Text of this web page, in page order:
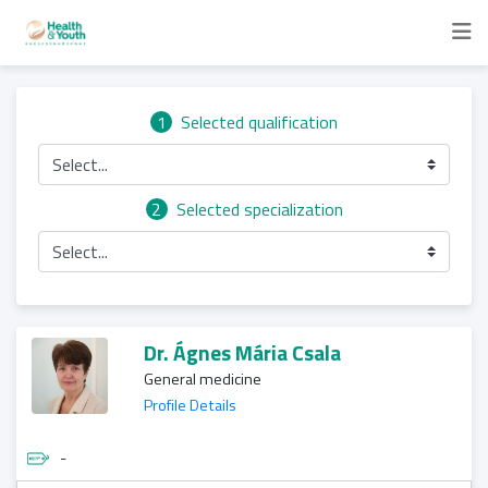
1 Selected qualification
Select...
2
Selected specialization
Select...
Dr. Ágnes Mária Csala
General medicine
Profile Details
-